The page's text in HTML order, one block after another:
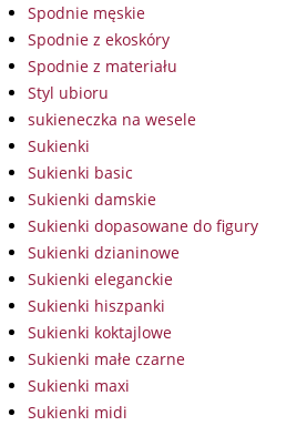
Spodnie męskie
Spodnie z ekoskóry
Spodnie z materiału
Styl ubioru
sukieneczka na wesele
Sukienki
Sukienki basic
Sukienki damskie
Sukienki dopasowane do figury
Sukienki dzianinowe
Sukienki eleganckie
Sukienki hiszpanki
Sukienki koktajlowe
Sukienki małe czarne
Sukienki maxi
Sukienki midi